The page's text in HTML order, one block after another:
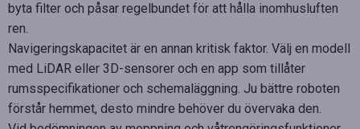
byta filter och påsar regelbundet för att hålla inomhusluften
ren.
Navigeringskapacitet är en annan kritisk faktor. Välj en modell
med LiDAR eller 3D-sensorer och en app som tillåter
rumsspecifikationer och schemaläggning. Ju bättre roboten
förstår hemmet, desto mindre behöver du övervaka den.